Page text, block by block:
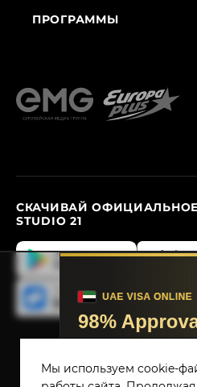
ПРОГРАММЫ
СКАЧИВАЙ
STUDIO 21
ПОЛИТИКА
Мы используем cookie-